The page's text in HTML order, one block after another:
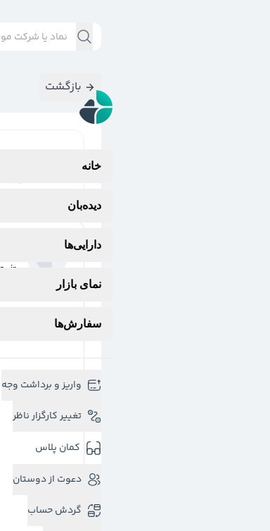
خانه
دیده‌بان
دارایی‌ها
نمای بازار
سفارش‌ها
واریز و برداشت وجه
تغییر کارگزار ناظر
کمان پلاس
دعوت از دوستان
گردش حساب
بازگشت